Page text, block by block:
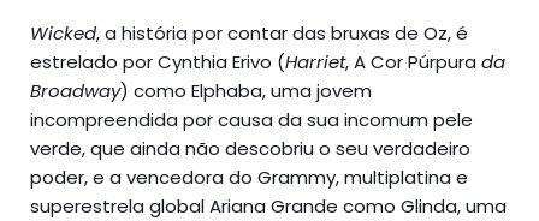
Wicked, a história por contar das bruxas de Oz, é
estrelado por Cynthia Erivo (Harriet, A Cor Púrpura da
Broadway) como Elphaba, uma jovem
incompreendida por causa da sua incomum pele
verde, que ainda não descobriu o seu verdadeiro
poder, e a vencedora do Grammy, multiplatina e
superestrela global Ariana Grande como Glinda, uma